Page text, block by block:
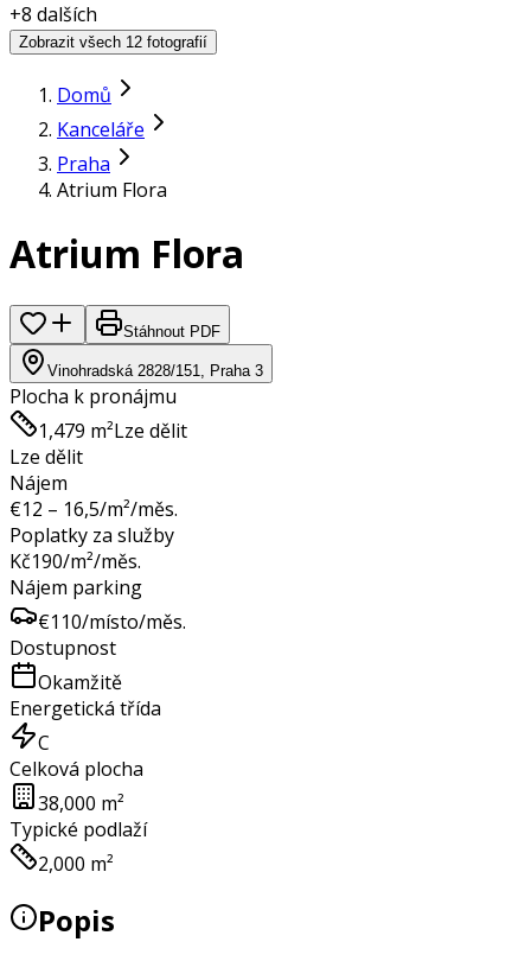
+8 dalších
Zobrazit všech 12 fotografií
Domů
Kanceláře
Praha
Atrium Flora
Atrium Flora
Stáhnout PDF
Vinohradská 2828/151, Praha 3
Plocha k pronájmu
1,479 m²Lze dělit
Lze dělit
Nájem
€12 – 16,5/m²/měs.
Poplatky za služby
Kč190/m²/měs.
Nájem parking
€110/místo/měs.
Dostupnost
Okamžitě
Energetická třída
C
Celková plocha
38,000 m²
Typické podlaží
2,000 m²
Popis